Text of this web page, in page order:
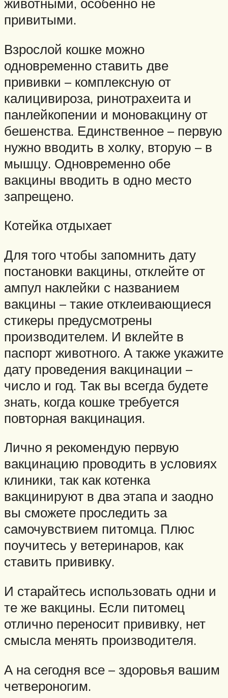
привитыми.
Взрослой кошке можно
одновременно ставить две
прививки – комплексную от
калицивироза, ринотрахеита и
панлейкопении и моновакцину от
бешенства. Единственное – первую
нужно вводить в холку, вторую – в
мышцу. Одновременно обе
вакцины вводить в одно место
запрещено.
Котейка отдыхает
Для того чтобы запомнить дату
постановки вакцины, отклейте от
ампул наклейки с названием
вакцины – такие отклеивающиеся
стикеры предусмотрены
производителем. И вклейте в
паспорт животного. А также укажите
дату проведения вакцинации –
число и год. Так вы всегда будете
знать, когда кошке требуется
повторная вакцинация.
Лично я рекомендую первую
вакцинацию проводить в условиях
клиники, так как котенка
вакцинируют в два этапа и заодно
вы сможете проследить за
самочувствием питомца. Плюс
поучитесь у ветеринаров, как
ставить прививку.
И старайтесь использовать одни и
те же вакцины. Если питомец
отлично переносит прививку, нет
смысла менять производителя.
А на сегодня все – здоровья вашим
четвероногим.